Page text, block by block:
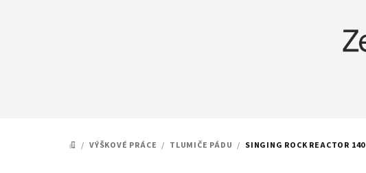
DOMŮ
/ VÝŠKOVÉ PRÁCE / TLUMIČE PÁDU / SINGING ROCK REACTOR 140